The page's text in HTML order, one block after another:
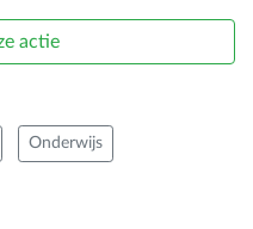
actie
Onderwijs